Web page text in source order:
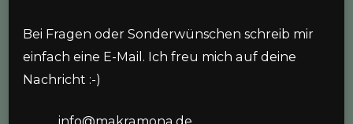
Bei Fragen oder Sonderwünschen schreib mir
einfach eine E-Mail. Ich freu mich auf deine
Nachricht :-)